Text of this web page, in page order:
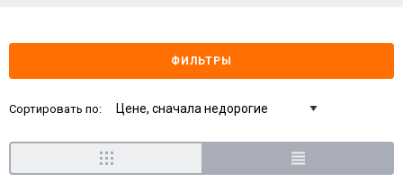
ФИЛЬТРЫ
Сортировать по: